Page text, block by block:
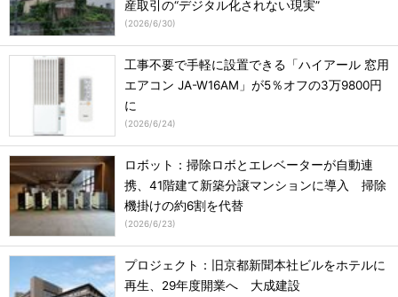
産取引の“デジタル化されない現実”
(2026/6/30)
工事不要で手軽に設置できる「ハイアール 窓用
エアコン JA-W16AM」が5％オフの3万9800円
に
(2026/6/24)
ロボット：掃除ロボとエレベーターが自動連
携、41階建て新築分譲マンションに導入 掃除
機掛けの約6割を代替
(2026/6/23)
プロジェクト：旧京都新聞本社ビルをホテルに
再生、29年度開業へ 大成建設